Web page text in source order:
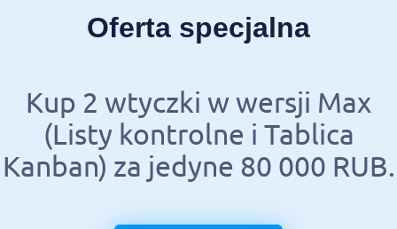
Oferta specjalna
Kup 2 wtyczki w wersji Max
(Listy kontrolne i Tablica
Kanban) za jedyne 80 000 RUB.